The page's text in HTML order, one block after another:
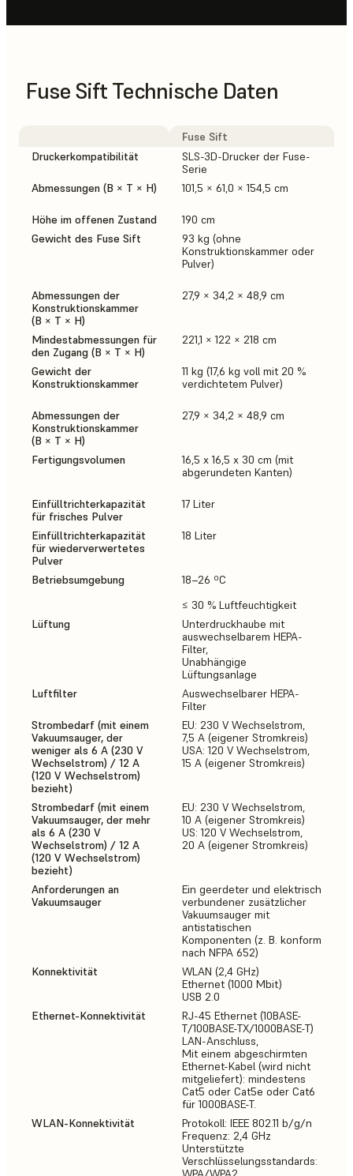
Fuse Sift Technische Daten
Fuse Sift
Druckerkompatibilität
SLS-3D-Drucker der Fuse-
Serie
Abmessungen (B × T × H)
101,5 × 61,0 × 154,5 cm
Höhe im offenen Zustand
190 cm
Gewicht des Fuse Sift
93 kg (ohne
Konstruktionskammer oder
Pulver)
Abmessungen der
Konstruktionskammer
(B × T × H)
27,9 × 34,2 × 48,9 cm
Mindestabmessungen für
den Zugang (B × T × H)
221,1 × 122 × 218 cm
Gewicht der
Konstruktionskammer
11 kg (17,6 kg voll mit 20 %
verdichtetem Pulver)
Abmessungen der
Konstruktionskammer
(B × T × H)
27,9 × 34,2 × 48,9 cm
Fertigungsvolumen
16,5 x 16,5 x 30 cm (mit
abgerundeten Kanten)
Einfülltrichterkapazität
für frisches Pulver
17 Liter
Einfülltrichterkapazität
für wiederverwertetes
Pulver
18 Liter
Betriebsumgebung
18–26 ºC
≤ 30 % Luftfeuchtigkeit
Lüftung
Unterdruckhaube mit
auswechselbarem HEPA-
Filter,
Unabhängige
Lüftungsanlage
Luftfilter
Auswechselbarer HEPA-
Filter
Strombedarf (mit einem
Vakuumsauger, der
weniger als 6 A (230 V
Wechselstrom) / 12 A
(120 V Wechselstrom)
bezieht)
EU: 230 V Wechselstrom,
7,5 A (eigener Stromkreis)
USA: 120 V Wechselstrom,
15 A (eigener Stromkreis)
Strombedarf (mit einem
Vakuumsauger, der mehr
als 6 A (230 V
Wechselstrom) / 12 A
(120 V Wechselstrom)
bezieht)
EU: 230 V Wechselstrom,
10 A (eigener Stromkreis)
US: 120 V Wechselstrom,
20 A (eigener Stromkreis)
Anforderungen an
Vakuumsauger
Ein geerdeter und elektrisch
verbundener zusätzlicher
Vakuumsauger mit
antistatischen
Komponenten (z. B. konform
nach NFPA 652)
Konnektivität
WLAN (2,4 GHz)
Ethernet (1000 Mbit)
USB 2.0
Ethernet-Konnektivität
RJ-45 Ethernet (10BASE-
T/100BASE-TX/1000BASE-T)
LAN-Anschluss,
Mit einem abgeschirmten
Ethernet-Kabel (wird nicht
mitgeliefert): mindestens
Cat5 oder Cat5e oder Cat6
für 1000BASE-T.
WLAN-Konnektivität
Protokoll: IEEE 802.11 b/g/n
Frequenz: 2,4 GHz
Unterstützte
Verschlüsselungsstandards: